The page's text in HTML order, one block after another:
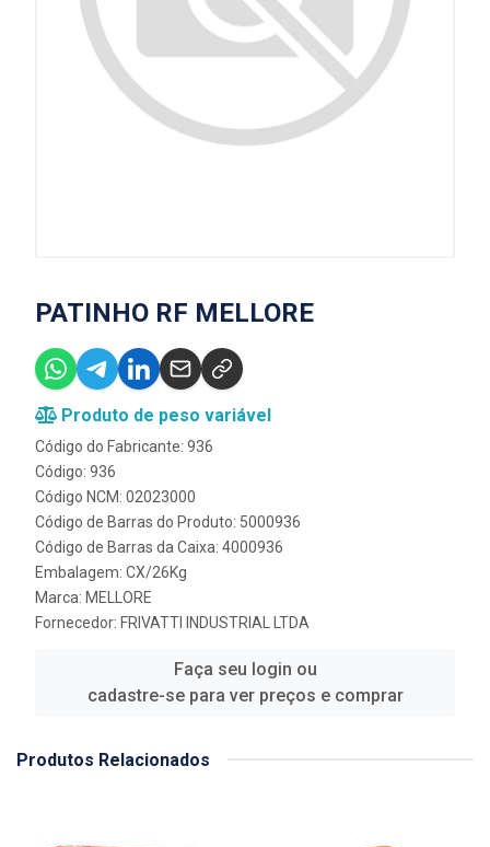
PATINHO RF MELLORE
Produto de peso variável
Código do Fabricante: 936
Código: 936
Código NCM: 02023000
Código de Barras do Produto: 5000936
Código de Barras da Caixa: 4000936
Embalagem: CX/26Kg
Marca: MELLORE
Fornecedor: FRIVATTI INDUSTRIAL LTDA
Faça seu login ou
cadastre-se para ver preços e comprar
Produtos Relacionados